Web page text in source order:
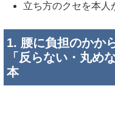
立ち方のクセを本人
1. 腰に負担のかか
「反らない・丸め
本